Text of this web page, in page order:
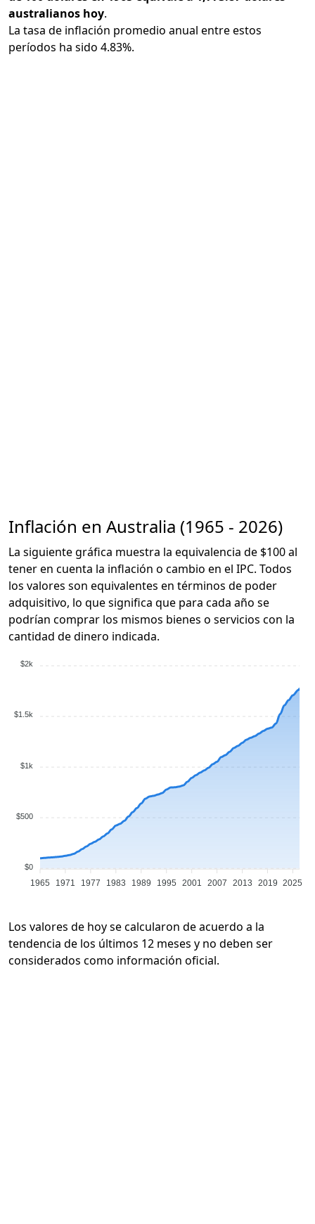
australianos hoy.
La tasa de inflación promedio anual entre estos
períodos ha sido 4.83%.
Inflación en Australia (1965 - 2026)
La siguiente gráfica muestra la equivalencia de $100 al
tener en cuenta la inflación o cambio en el IPC. Todos
los valores son equivalentes en términos de poder
adquisitivo, lo que significa que para cada año se
podrían comprar los mismos bienes o servicios con la
cantidad de dinero indicada.
$2k
$1.5k
$1k
$500
$0
1965 1971 1977 1983 1989 1995 2001 2007 2013 2019 2025
Los valores de hoy se calcularon de acuerdo a la
tendencia de los últimos 12 meses y no deben ser
considerados como información oficial.